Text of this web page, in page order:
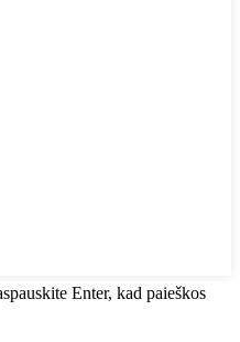
Enter, kad paieškos